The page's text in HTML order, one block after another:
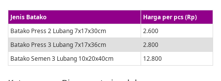
Jenis Batako
Harga per pcs (Rp)
Batako Press 2 Lubang 7x17x30cm
2.600
Batako Press 3 Lubang 7x17x36cm
2.800
Batako Semen 3 Lubang 10x20x40cm
12.800